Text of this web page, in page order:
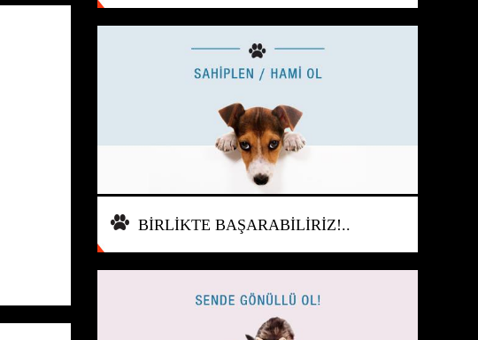
BİRLİKTE BAŞARABİLİRİZ!..